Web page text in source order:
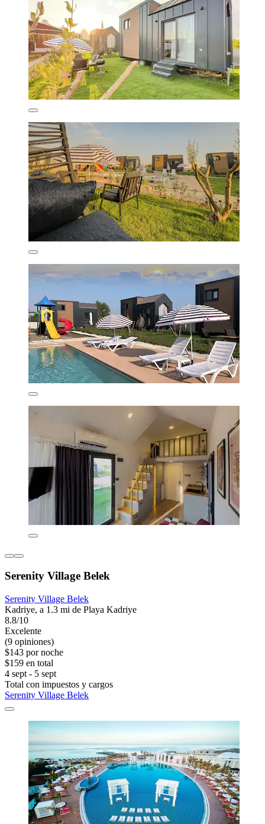
Serenity Village Belek
Serenity Village Belek
Kadriye, a 1.3 mi de Playa Kadriye
8.8/10
Excelente
(9 opiniones)
$143 por noche
$159 en total
4 sept - 5 sept
Total con impuestos y cargos
Serenity Village Belek